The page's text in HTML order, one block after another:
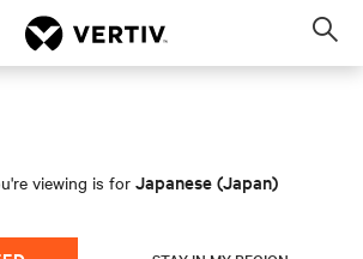
viewing is for Japanese (Japan)